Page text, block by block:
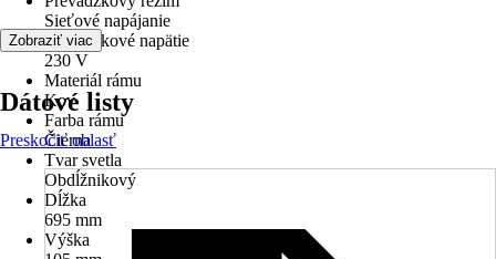
Sieťové napájanie
Prevádzkové napätie
230 V
Materiál rámu
Kov
Farba rámu
Čierna
Tvar svetla
Obdĺžnikový
Dĺžka
695 mm
Výška
Zobraziť viac
Dátové listy
Preskočiť oblasť